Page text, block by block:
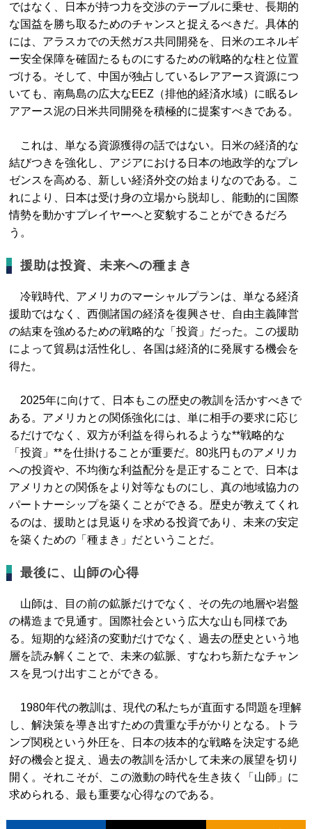
ではなく、日本が持つ力を交渉のテーブルに乗せ、長期的
な国益を勝ち取るためのチャンスと捉えるべきだ。具体的
には、アラスカでの天然ガス共同開発を、日米のエネルギ
ー安全保障を確固たるものにするための戦略的な柱と位置
づける。そして、中国が独占しているレアアース資源につ
いても、南鳥島の広大なEEZ（排他的経済水域）に眠るレ
アアース泥の日米共同開発を積極的に提案すべきである。
これは、単なる資源獲得の話ではない。日米の経済的な
結びつきを強化し、アジアにおける日本の地政学的なプレ
ゼンスを高める、新しい経済外交の始まりなのである。こ
れにより、日本は受け身の立場から脱却し、能動的に国際
情勢を動かすプレイヤーへと変貌することができるだろ
う。
援助は投資、未来への種まき
冷戦時代、アメリカのマーシャルプランは、単なる経済
援助ではなく、西側諸国の経済を復興させ、自由主義陣営
の結束を強めるための戦略的な「投資」だった。この援助
によって貿易は活性化し、各国は経済的に発展する機会を
得た。
2025年に向けて、日本もこの歴史の教訓を活かすべきで
ある。アメリカとの関係強化には、単に相手の要求に応じ
るだけでなく、双方が利益を得られるような**戦略的な
「投資」**を仕掛けることが重要だ。80兆円ものアメリカ
への投資や、不均衡な利益配分を是正することで、日本は
アメリカとの関係をより対等なものにし、真の地域協力の
パートナーシップを築くことができる。歴史が教えてくれ
るのは、援助とは見返りを求める投資であり、未来の安定
を築くための「種まき」だということだ。
最後に、山師の心得
山師は、目の前の鉱脈だけでなく、その先の地層や岩盤
の構造まで見通す。国際社会という広大な山も同様であ
る。短期的な経済の変動だけでなく、過去の歴史という地
層を読み解くことで、未来の鉱脈、すなわち新たなチャン
スを見つけ出すことができる。
1980年代の教訓は、現代の私たちが直面する問題を理解
し、解決策を導き出すための貴重な手がかりとなる。トラ
ンプ関税という外圧を、日本の抜本的な戦略を決定する絶
好の機会と捉え、過去の教訓を活かして未来の展望を切り
開く。それこそが、この激動の時代を生き抜く「山師」に
求められる、最も重要な心得なのである。